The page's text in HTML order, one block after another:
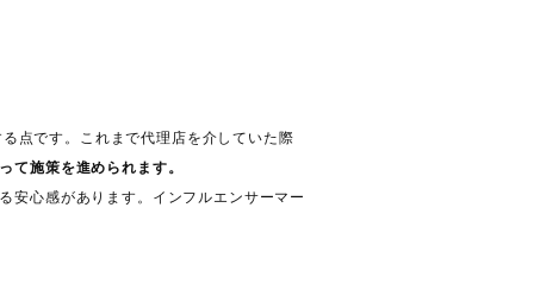
点です。これまで代理店を介していた際
て施策を進められます。
安心感があります。インフルエンサーマー